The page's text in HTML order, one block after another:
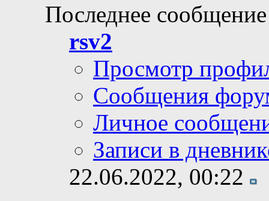
Последнее
rsv2
Просмотр
Сообщения
Личное
Записи в
22.06.2022, 00:22